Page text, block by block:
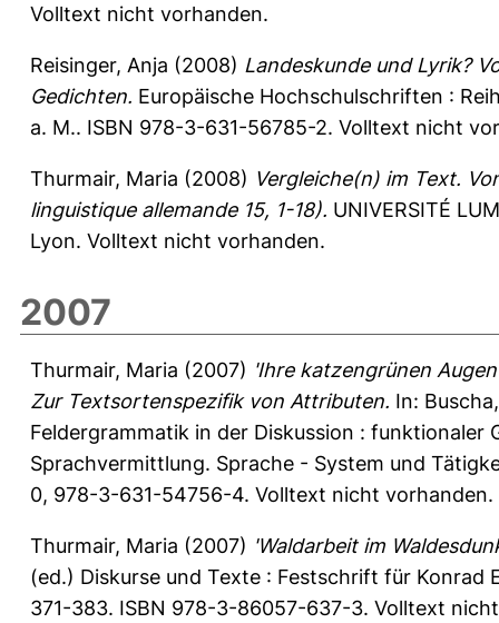
Volltext nicht vorhanden.
Reisinger, Anja (2008) Landeskunde und Lyrik?
Gedichten. Europäische Hochschulschriften :
a. M.. ISBN 978-3-631-56785-2. Volltext nicht
Thurmair, Maria (2008) Vergleiche(n) im Text.
linguistique allemande 15, 1-18). UNIVERSITÉ
Lyon. Volltext nicht vorhanden.
2007
Thurmair, Maria (2007) 'Ihre katzengrünen
Zur Textsortenspezifik von Attributen. In:
Feldergrammatik in der Diskussion :
Sprachvermittlung. Sprache - System und
0, 978-3-631-54756-4. Volltext nicht vorhanden.
Thurmair, Maria (2007) 'Waldarbeit im
(ed.) Diskurse und Texte : Festschrift für Konrad
371-383. ISBN 978-3-86057-637-3. Volltext